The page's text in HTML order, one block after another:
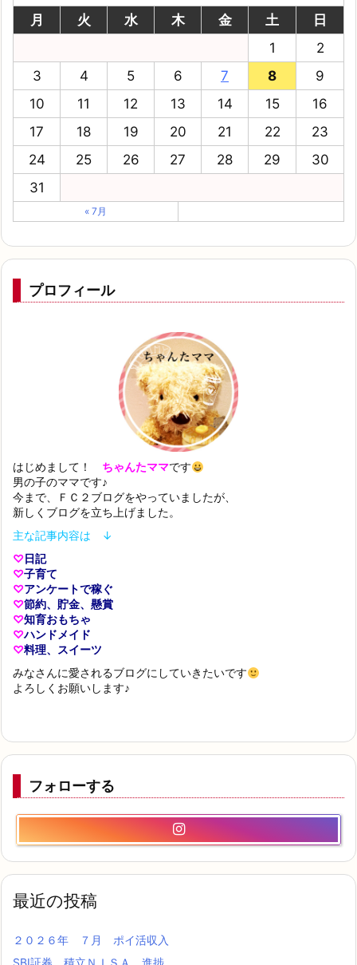
月
火 水 木 金 土
日
1
2
3
4 5 6 7 8
9
10
11 12 13 14 15
16
17
18 19 20 21 22
23
24
25 26 27 28 29
30
31
« 7月
プロフィール
はじめまして！ ちゃんたママです
男の子のママです♪
今まで、ＦＣ２ブログをやっていましたが、
新しくブログを立ち上げました。
主な記事内容は ↓
♡日記
♡子育て
♡アンケートで稼ぐ
♡節約、貯金、懸賞
♡知育おもちゃ
♡ハンドメイド
♡料理、スイーツ
みなさんに愛されるブログにしていきたいです
よろしくお願いします♪
フォローする
最近の投稿
２０２６年 ７月 ポイ活収入
SBI証券 積立ＮＩＳＡ 進捗